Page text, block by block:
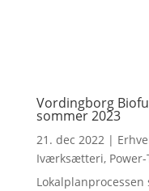
Vordingborg
sommer 2023
21. dec 2022|
Iværksætteri, Power-